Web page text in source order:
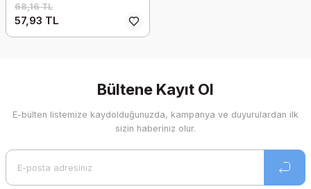
68,16 TL
57,93 TL
Bültene Kayıt Ol
E-bülten listemize kaydolduğunuzda, kampanya ve duyurulardan ilk
sizin haberiniz olur.